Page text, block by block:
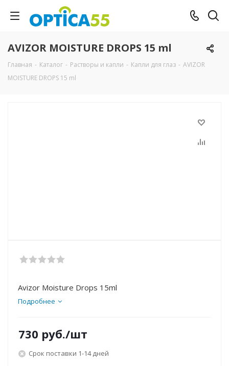
AVIZOR MOISTURE DROPS 15 ml
Главная - Каталог - Растворы и капли - Капли для глаз - AVIZOR
MOISTURE DROPS 15 ml
Avizor Moisture Drops 15ml
Подробнее
730 руб./шт
Срок поставки 1-14 дней